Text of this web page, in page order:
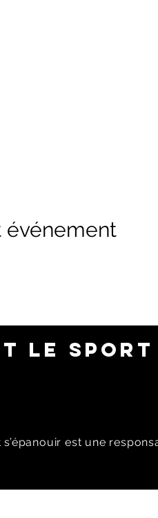
événement
LE SPORT
est une